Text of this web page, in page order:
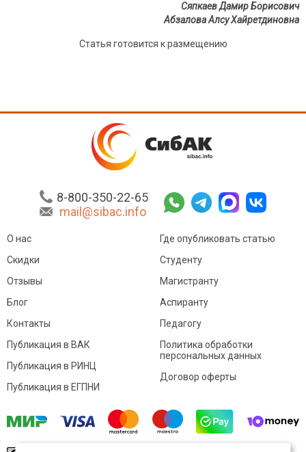
Сяпкаев Дамир Борисович
Абзалова Алсу Хайретдиновна
Статья готовится к размещению
8-800-350-22-65
mail@sibac.info
О нас
Скидки
Отзывы
Блог
Контакты
Где опубликовать статью
Студенту
Магистранту
Аспиранту
Педагогу
Публикация в ВАК
Публикация в РИНЦ
Публикация в ЕГПНИ
Политика обработки
персональных данных
Договор оферты